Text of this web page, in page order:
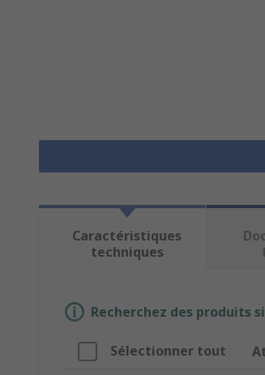
Caractéristiques
techniques
Recherchez des produits
Sélectionner tout